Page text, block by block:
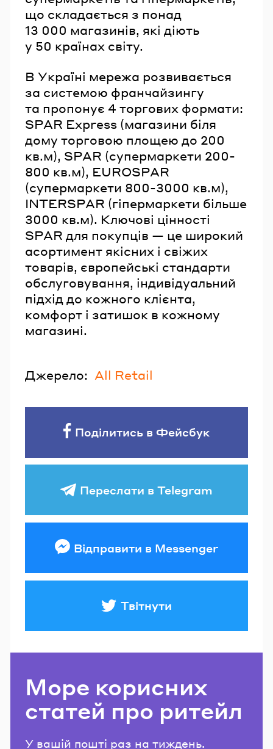
що складається з понад
13 000 магазинів, які діють
у 50 країнах світу.
В Україні мережа розвивається
за системою франчайзингу
та пропонує 4 торгових формати:
SPAR Express (магазини біля
дому торговою площею до 200
кв.м), SPAR (супермаркети 200-
800 кв.м), EUROSPAR
(супермаркети 800-3000 кв.м),
INTERSPAR (гіпермаркети більше
3000 кв.м). Ключові цінності
SPAR для покупців — це широкий
асортимент якісних і свіжих
товарів, європейські стандарти
обслуговування, індивідуальний
підхід до кожного клієнта,
комфорт і затишок в кожному
магазині.
Джерело: All Retail
Поділитись в Фейсбук
Переслати в Telegram
Відправити в Messenger
Твітнути
Море корисних
статей про ритейл
У вашій пошті раз на тиждень.